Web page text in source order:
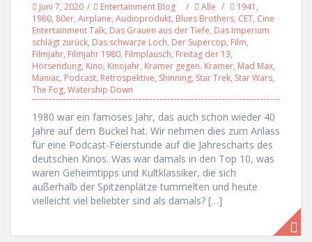
Juni 7, 2020 Entertainment Blog Alle 1941 ,
1980, 80er, Airplane, Audioprodukt, Blues Brothers, CET, Cine
Entertainment Talk, Das Grauen aus der Tiefe, Das Imperium
schlägt zurück, Das schwarze Loch, Der Supercop, Film,
Filmjahr, Filmjahr 1980, Filmplausch, Freitag der 13,
Hörsendung, Kino, Kinojahr, Kramer gegen. Kramer, Mad Max,
Maniac, Podcast, Retrospektive, Shinning, Star Trek, Star Wars,
The Fog, Watership Down
1980 war ein famoses Jahr, das auch schon wieder 40
Jahre auf dem Buckel hat. Wir nehmen dies zum Anlass
für eine Podcast-Feierstunde auf die Jahrescharts des
deutschen Kinos. Was war damals in den Top 10, was
waren Geheimtipps und Kultklassiker, die sich
außerhalb der Spitzenplätze tummelten und heute
vielleicht viel beliebter sind als damals? […]